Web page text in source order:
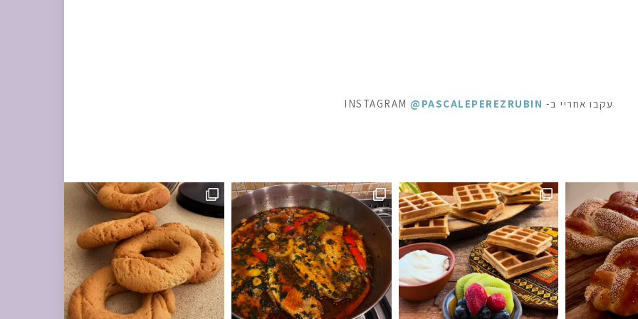
עקבו אחריי ב- INSTAGRAM @PASCALEPEREZRUBIN
שוקולד: ק
כל מילה מיותרת . סיר דגים עשיר בעשבי תיבו
אני תמיד מקפידה למלא את הצנצנות המונחות על השיש במ